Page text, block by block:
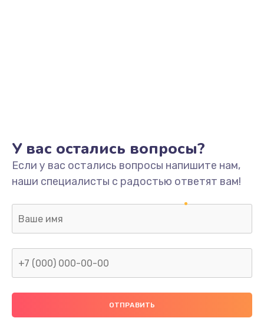
У вас остались вопросы?
Если у вас остались вопросы напишите нам,
наши специалисты с радостью ответят вам!